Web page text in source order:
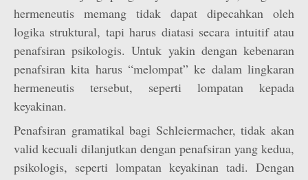
hermeneutis memang tidak dapat dipecahkan oleh
logika struktural, tapi harus diatasi secara intuitif atau
penafsiran psikologis. Untuk yakin dengan kebenaran
penafsiran kita harus “melompat” ke dalam lingkaran
hermeneutis tersebut, seperti lompatan kepada
keyakinan.
Penafsiran gramatikal bagi Schleiermacher, tidak akan
valid kecuali dilanjutkan dengan penafsiran yang kedua,
psikologis, seperti lompatan keyakinan tadi. Dengan